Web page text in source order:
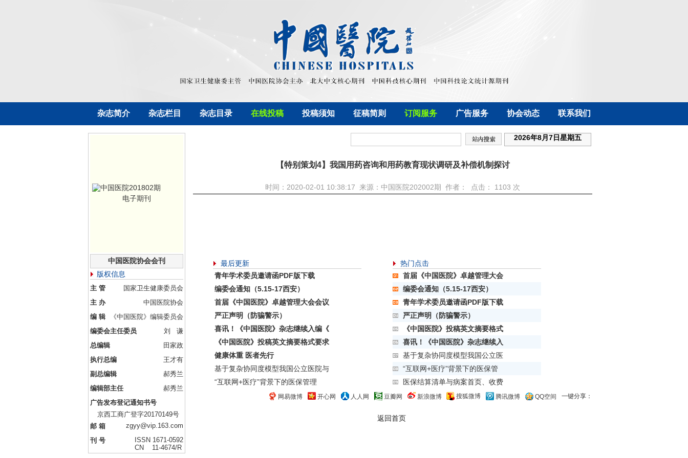
杂志简介 杂志栏目 杂志目录 在线投稿 投稿须知 征稿简则 订阅服务 广告服务 协会动态 联系我们
电子期刊
中国医院协会会刊
版权信息
主 管
国家卫生健康委员会
主 办
中国医院协会
编 辑
《中国医院》编辑委员会
编委会主任委员
刘 谦
总编辑
田家政
执行总编
王才有
副总编辑
郝秀兰
编辑部主任
郝秀兰
广告发布登记通知书号
京西工商广登字20170149号
邮 箱
zgyy@vip.163.com
刊 号
ISSN 1671-0592
CN 11-4674/R
2026年8月7日星期五
【特别策划4】我国用药咨询和用药教育现状调研及补偿机制探讨
时间：2020-02-01 10:38:17 来源：中国医院202002期 作者： 点击： 1103 次
最后更新
青年学术委员邀请函PDF版下载
编委会通知（5.15-17西安）
首届《中国医院》卓越管理大会会议
严正声明（防骗警示）
喜讯！《中国医院》杂志继续入编《
《中国医院》投稿英文摘要格式要求
健康体重 医者先行
基于复杂协同度模型我国公立医院与
“互联网+医疗”背景下的医保管理
热门点击
首届《中国医院》卓越管理大会
编委会通知（5.15-17西安）
青年学术委员邀请函PDF版下载
严正声明（防骗警示）
《中国医院》投稿英文摘要格式
喜讯！《中国医院》杂志继续入
基于复杂协同度模型我国公立医
“互联网+医疗”背景下的医保管
医保结算清单与病案首页、收费
一键分享：
网易微博 开心网 人人网 豆瓣网 新浪微博 搜狐微博 腾讯微博 QQ空间
返回首页